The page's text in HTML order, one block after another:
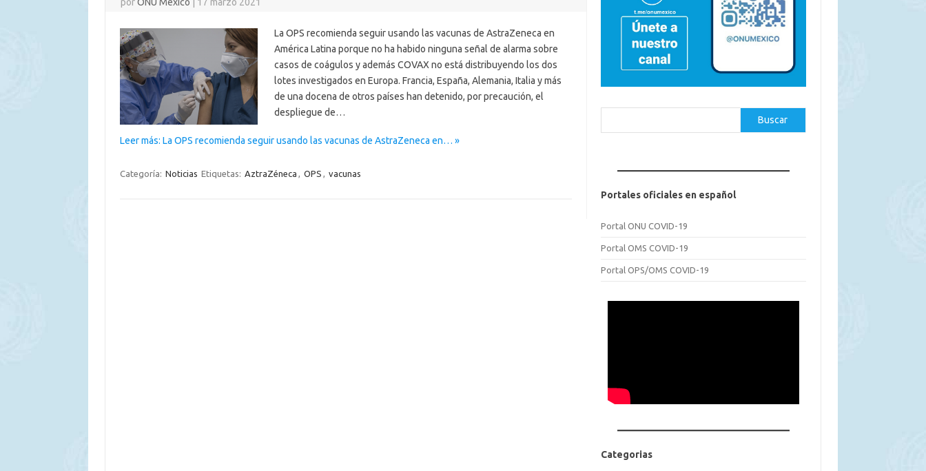
La OPS recomienda seguir usando las vacunas de AstraZeneca en
América Latina porque no ha habido ninguna señal de alarma sobre
casos de coágulos y además COVAX no está distribuyendo los dos
lotes investigados en Europa. Francia, España, Alemania, Italia y más
de una docena de otros países han detenido, por precaución, el
despliegue de…
Leer más: La OPS recomienda seguir usando las vacunas de AstraZeneca en… »
Categoría: Noticias Etiquetas: AztraZéneca , OPS , vacunas
Buscar
Portales oficiales en español
Portal ONU COVID-19
Portal OMS COVID-19
Portal OPS/OMS COVID-19
Categorias